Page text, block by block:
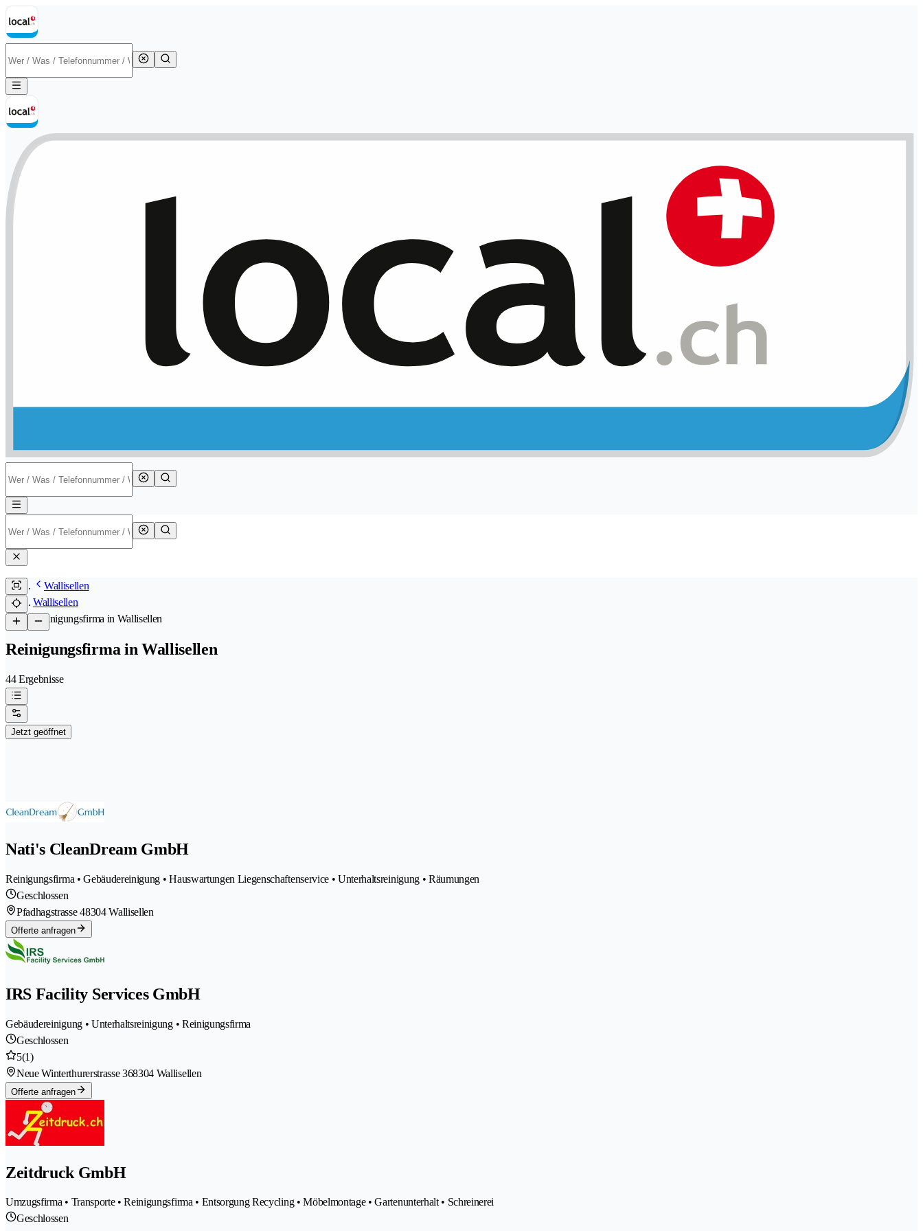
Wallisellen
Wallisellen
/Reinigungsfirma in Wallisellen
Reinigungsfirma in Wallisellen
44 Ergebnisse
Jetzt geöffnet
Nati's CleanDream GmbH
Reinigungsfirma • Gebäudereinigung • Hauswartungen Liegenschaftenservice • Unterhaltsreinigung • Räumungen
Geschlossen
Pfadhagstrasse 48304 Wallisellen
Offerte anfragen
IRS Facility Services GmbH
Gebäudereinigung • Unterhaltsreinigung • Reinigungsfirma
Geschlossen
5(1)
Neue Winterthurerstrasse 368304 Wallisellen
Offerte anfragen
Zeitdruck GmbH
Umzugsfirma • Transporte • Reinigungsfirma • Entsorgung Recycling • Möbelmontage • Gartenunterhalt • Schreinerei
Geschlossen